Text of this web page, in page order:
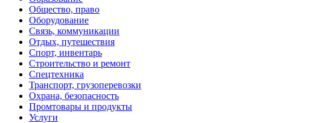
Общество, право
Оборудование
Связь, коммуникации
Отдых, путешествия
Спорт, инвентарь
Строительство и ремонт
Спецтехника
Транспорт, грузоперевозки
Охрана, безопасность
Промтовары и продукты
Услуги